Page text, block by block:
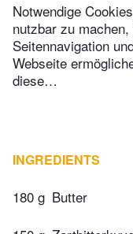
Notwendige
nutzbar zu
Seitennavigation
Webseite
diese…
INGREDIENTS
180 g Butter